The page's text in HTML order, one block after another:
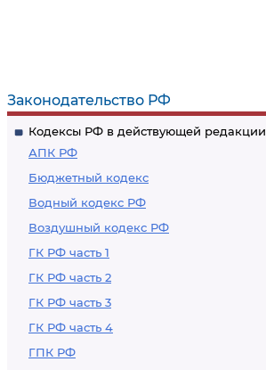
Законодательство РФ
Кодексы РФ в действующей редакции
АПК РФ
Бюджетный кодекс
Водный кодекс РФ
Воздушный кодекс РФ
ГК РФ часть 1
ГК РФ часть 2
ГК РФ часть 3
ГК РФ часть 4
ГПК РФ